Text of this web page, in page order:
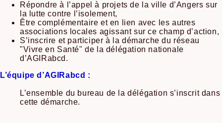
Répondre à l’appel à projets de la ville d’Angers sur
la lutte contre l’isolement,
Être complémentaire et en lien avec les autres
associations locales agissant sur ce champ d’action,
S’inscrire et participer à la démarche du réseau
"Vivre en Santé" de la délégation nationale
d’AGIRabcd.
L’équipe d’AGIRabcd :
L’ensemble du bureau de la délégation s’inscrit dans
cette démarche.